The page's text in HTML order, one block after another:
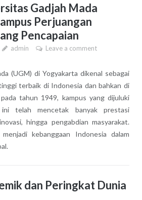
Gadjah Mada
Perjuangan
Pencapaian
admin Leave a comment
(UGM) di Yogyakarta dikenal sebagai
terbaik di Indonesia dan bahkan di
tahun 1949, kampus yang dijuluki
ini telah mencetak banyak prestasi
hingga pengabdian masyarakat.
kebanggaan Indonesia dalam
dan Peringkat Dunia